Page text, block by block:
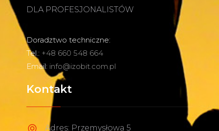
DLA PROFESJONALISTÓW
Doradztwo techniczne:
Tel.: +48 660 548 664
Email: info@izobit.com.pl
Kontakt
Adres: Przemysłowa 5